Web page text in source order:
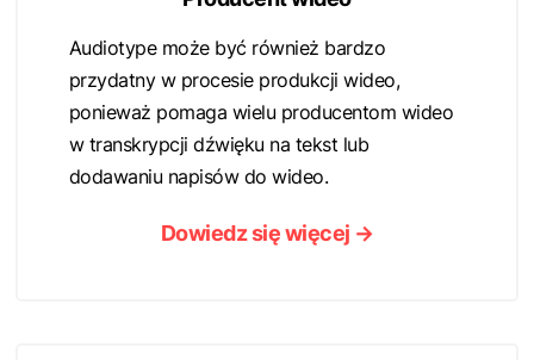
Audiotype może być również bardzo
przydatny w procesie produkcji wideo,
ponieważ pomaga wielu producentom wideo
w transkrypcji dźwięku na tekst lub
dodawaniu napisów do wideo.
Dowiedz się więcej →